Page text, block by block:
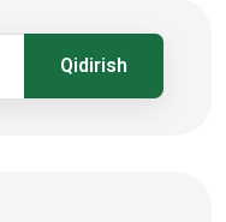
Qidirish